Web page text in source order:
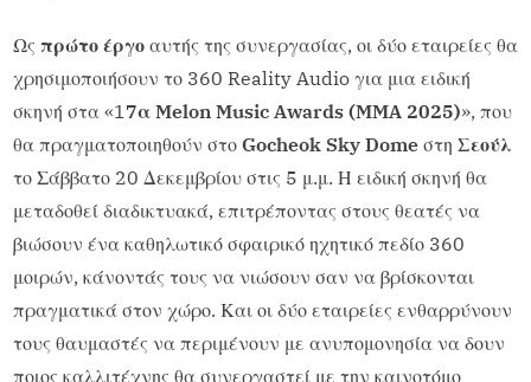
Ως πρώτο έργο αυτής της συνεργασίας, οι δύο εταιρείες θα
χρησιμοποιήσουν το 360 Reality Audio για μια ειδική
σκηνή στα «17α Melon Music Awards (MMA 2025)», που
θα πραγματοποιηθούν στο Gocheok Sky Dome στη Σεούλ
το Σάββατο 20 Δεκεμβρίου στις 5 μ.μ. Η ειδική σκηνή θα
μεταδοθεί διαδικτυακά, επιτρέποντας στους θεατές να
βιώσουν ένα καθηλωτικό σφαιρικό ηχητικό πεδίο 360
μοιρών, κάνοντάς τους να νιώσουν σαν να βρίσκονται
πραγματικά στον χώρο. Και οι δύο εταιρείες ενθαρρύνουν
τους θαυμαστές να περιμένουν με ανυπομονησία να δουν
ποιος καλλιτέχνης θα συνεργαστεί με την καινοτόμο